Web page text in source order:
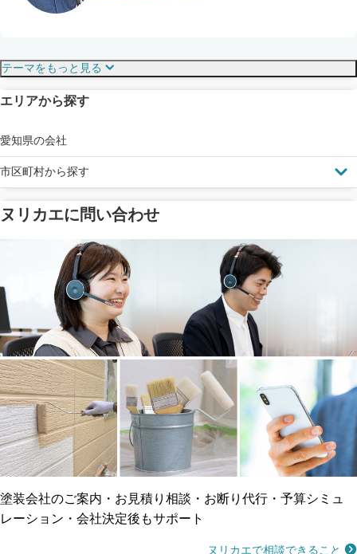
塗料の​品質を​保証
メーカー保証
工事保険
ご近所トラブルに
賠償保険
見えにくい屋根も安心
ドローン診断
省エネ効果
断熱・遮熱塗料対応
雨漏り修繕
防水工事
テーマをもっと見る
エリアから探す
愛知県の会社
市区町村から探す
ヌリカエに問い合わせ
塗装会社のご案内・お見積り相談・お断り代行・予算シミュ
レーション・会社決定後もサポート
ヌリカエで相談できること